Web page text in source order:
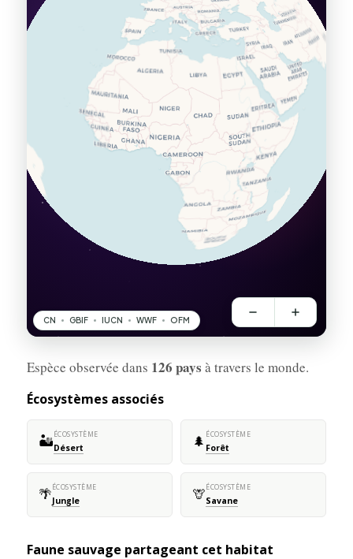
Espèce observée dans 126 pays à travers le monde.
Écosystèmes associés
🏜️ÉCOSYSTÈME
Désert 🌲 ÉCOSYSTÈME
Forêt
🌴ÉCOSYSTÈME
Jungle 🦒ÉCOSYSTÈME
Savane
Faune sauvage partageant cet habitat